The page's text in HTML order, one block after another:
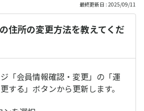
最終更新日 : 2025/09/11
住所の変更方法を教えてくだ
「会員情報確認・変更」の「運
する」ボタンから更新します。